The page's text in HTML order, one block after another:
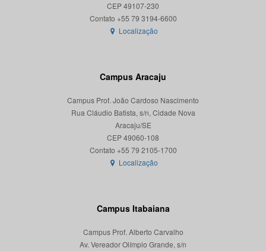
CEP 49107-230
Localização
Campus Aracaju
Campus Prof. João Cardoso Nascimento
Rua Cláudio Batista, s/n, Cidade Nova
Aracaju/SE
CEP 49060-108
Localização
Campus Itabaiana
Campus Prof. Alberto Carvalho
Av. Vereador Olímpio Grande, s/n